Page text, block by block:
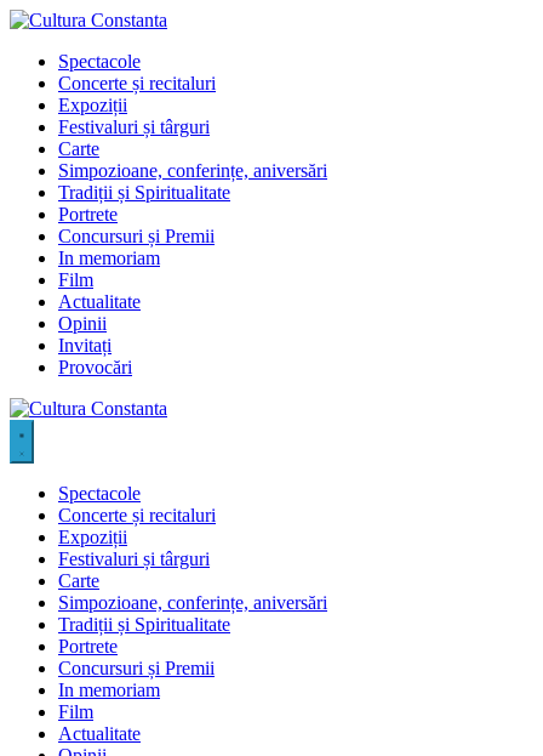
Sari
conținutSpectacole
Concerte și recitaluri
Expoziții
Festivaluri și târguri
Carte
Simpozioane, conferințe, aniversări
Tradiții și Spiritualitate
Portrete
Concursuri și Premii
In memoriam
Film
Actualitate
Opinii
Invitați
Provocări
Spectacole
Concerte și recitaluri
Expoziții
Festivaluri și târguri
Carte
Simpozioane, conferințe, aniversări
Tradiții și Spiritualitate
Portrete
Concursuri și Premii
In memoriam
Film
Actualitate